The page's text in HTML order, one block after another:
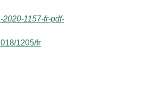
1157-fr-pdf-
1205/fr